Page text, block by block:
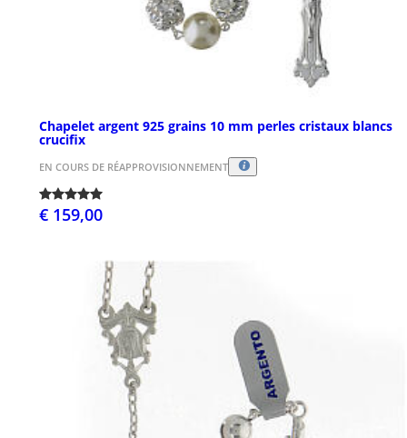
Chapelet argent 925 grains 10 mm perles cristaux blancs
crucifix
EN COURS DE RÉAPPROVISIONNEMENT
€ 159,00